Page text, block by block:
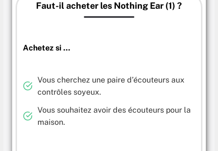
Faut-il acheter les Nothing Ear (1) ?
Achetez si …
Vous cherchez une paire d’écouteurs aux
contrôles soyeux.
Vous souhaitez avoir des écouteurs pour la
maison.